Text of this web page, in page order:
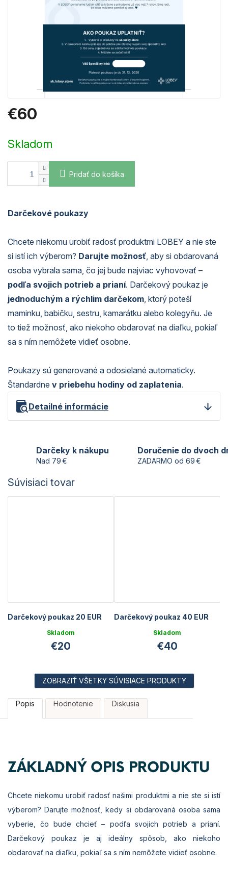
€60
cena:
Skladom
Pridať do košíka
Darčekové poukazy
Chcete niekomu urobiť radosť produktmi LOBEY a nie ste
si istí ich výberom? Darujte možnosť, aby si obdarovaná
osoba vybrala sama, čo jej bude najviac vyhovovať –
podľa svojich potrieb a prianí. Darčekový poukaz je
jednoduchým a rýchlim darčekom, ktorý poteší
maminku, babičku, sestru, kamarátku alebo kolegyňu. Je
to tiež možnosť, ako niekoho obdarovať na diaľku, pokiaľ
sa s ním nemôžete vidieť osobne.
Poukazy sú generované a odosielané automaticky.
Štandardne v priebehu hodiny od zaplatenia.
Detailné informácie
Darčeky k nákupu
Nad 79 €
Doručenie do dvoch
ZADARMO od 69 €
Súvisiaci tovar
Darčekový poukaz 20 EUR
Skladom
€20
Darčekový poukaz 40 EUR
Skladom
€40
ZOBRAZIŤ VŠETKY SÚVISIACE PRODUKTY
Popis Hodnotenie Diskusia
ZÁKLADNÝ OPIS PRODUKTU
Chcete niekomu urobiť radosť našimi produktmi a nie ste si istí
výberom? Darujte možnosť, kedy si obdarovaná osoba sama
vyberie, čo bude chcieť – podľa svojich potrieb a prianí.
Darčekový poukaz je aj ideálny spôsob, ako niekoho
obdarovať na diaľku, pokiaľ sa s ním nemôžete vidieť osobne.